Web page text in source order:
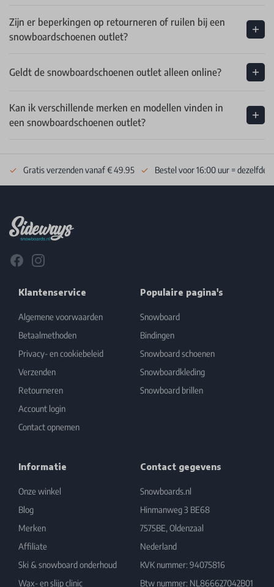
Zijn er beperkingen op retourneren of ruilen bij een
snowboardschoenen outlet?
Geldt de snowboardschoenen outlet alleen online?
Kan ik verschillende merken en modellen vinden in
een snowboardschoenen outlet?
Gratis verzenden vanaf € 49.95 Bestel voor 16:00 uur = dezelfde
FacebookInstagram
Klantenservice
Algemene voorwaarden
Betaalmethoden
Privacy- en cookiebeleid
Verzenden
Retourneren
Account login
Contact opnemen
Populaire pagina's
Snowboard
Bindingen
Snowboard schoenen
Snowboardkleding
Snowboard brillen
Informatie
Onze winkel
Blog
Merken
Affiliate
Ski & snowboard onderhoud
Wax- en slijp clinic
Contact gegevens
Snowboards.nl
Hinmanweg 3 BE68
7575BE, Oldenzaal
Nederland
KVK nummer: 94075816
Btw nummer: NL866627042B01